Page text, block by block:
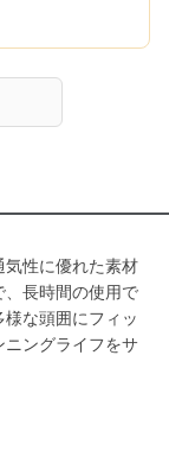
気性に優れた素材
、長時間の使用で
な頭囲にフィッ
ニングライフをサ